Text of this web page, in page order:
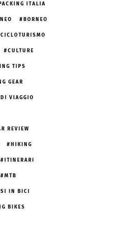
ITALIA
BORNEO
CICLOTURISMO
CULTURE
TIPS
GEAR
VIAGGIO
REVIEW
HIKING
ITINERARI
MTB
IN BICI
BIKES